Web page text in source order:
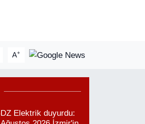
A+
Elektrik duyurdu: